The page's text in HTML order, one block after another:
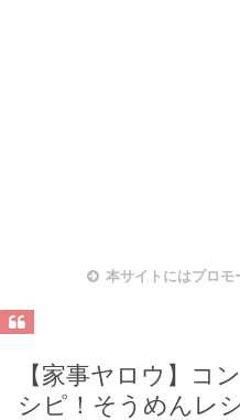
本サイトにはプロ
【家事ヤロウ】コ
シピ！そうめんレ